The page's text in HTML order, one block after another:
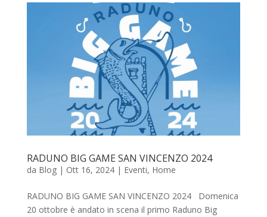
RADUNO BIG GAME SAN VINCENZO 2024
da Blog| Ott 16, 2024| Eventi, Home
RADUNO BIG GAME SAN VINCENZO 2024 Domenica
20 ottobre è andato in scena il primo Raduno Big